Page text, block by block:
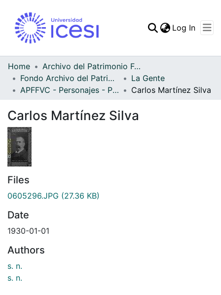
Statistics
Log In
Home
Archivo del Patrimonio Fotográfico y Fílmico del Valle del Cauca
Fondo Archivo del Patrimonio Fotográfico y Fílmico del Valle del Cauca
La Gente
APFFVC - Personajes - Patrimonial
Carlos Martínez Silva
Carlos Martínez Silva
Files
0605296.JPG (27.36 KB)
Date
1930-01-01
Authors
s. n.
s. n.